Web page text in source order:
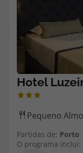
Partidas de: Porto
O programa inclui: